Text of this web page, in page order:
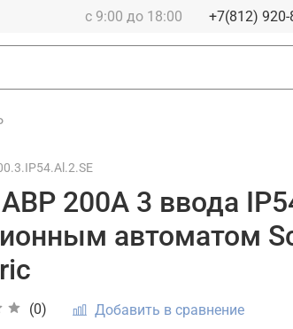
с 9:00 до 18:00 +7(812) 920-
200А 3 ввода
автоматом
(0) Добавить в сравнение